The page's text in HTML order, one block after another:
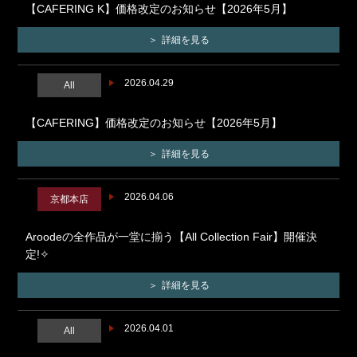
【CAFERING K】価格改定のお知らせ【2026年5月】
詳細を見る
2026.04.29
All
【CAFERING】価格改定のお知らせ【2026年5月】
詳細を見る
2026.04.06
京都本店
Aroodeの全作品が一堂に揃う【All Collection Fair】開催決
定!✧
詳細を見る
2026.04.01
All